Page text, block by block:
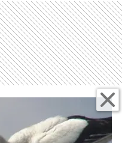
地、佐賀・白石